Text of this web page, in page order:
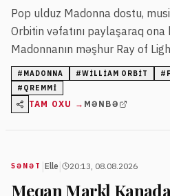
Pop ulduz Madonna dostu,
Orbitin vəfatını paylaşaraq
Madonnanın məşhur Ray of
# MADONNA #WILLIAM ORBIT #
# QREMMI
TAM OXU → MƏNBƏ
SƏNƏT Elle 20:13, 08.08.2026
Meqan Markl